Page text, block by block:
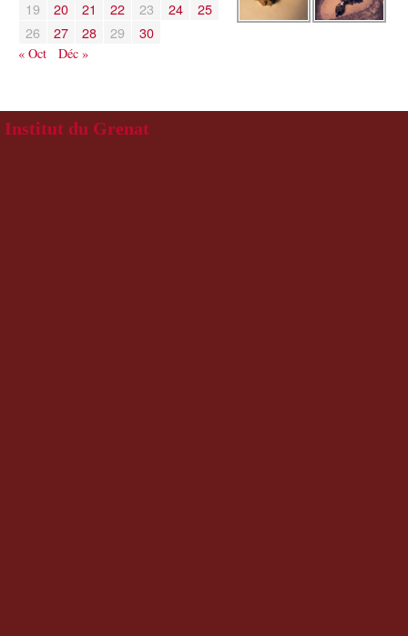
19
20 21 22 23 24
25
26
27 28 29 30
« Oct Déc »
Institut du Grenat